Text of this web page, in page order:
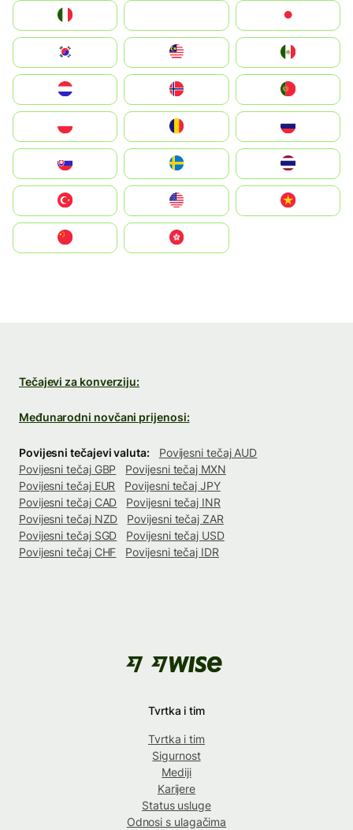
South Korea
United States
中國香港特別行政區
Tečajevi za konverziju:
Međunarodni novčani prijenosi:
Povijesni tečajevi valuta:
Povijesni tečaj AUD
Povijesni tečaj GBP
Povijesni tečaj MXN
Povijesni tečaj EUR
Povijesni tečaj JPY
Povijesni tečaj CAD
Povijesni tečaj INR
Povijesni tečaj NZD
Povijesni tečaj ZAR
Povijesni tečaj SGD
Povijesni tečaj USD
Povijesni tečaj CHF
Povijesni tečaj IDR
Tvrtka i tim
Tvrtka i tim
Sigurnost
Mediji
Karijere
Status usluge
Odnosi s ulagačima